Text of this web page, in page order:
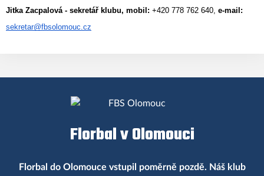
Jitka Zacpalová - sekretář klubu, mobil: +420 778 762 640,
sekretar@fbsolomouc.cz
Florbal v Olomouci
Florbal do Olomouce vstupil poměrně pozdě. Náš klub